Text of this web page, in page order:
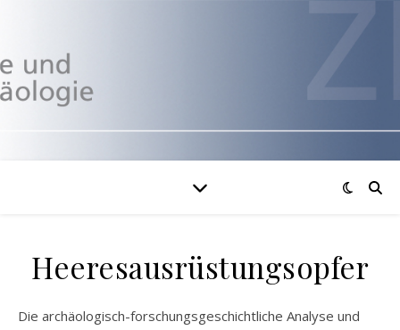
Heeresausrüstungsopfer
Die archäologisch-forschungsgeschichtliche Analyse und